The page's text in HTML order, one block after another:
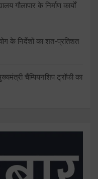
गौलापार के निर्माण कार्यों
के निर्देशों का शत-प्रतिशत
चैंम्पियनशिप ट्रॉफी का